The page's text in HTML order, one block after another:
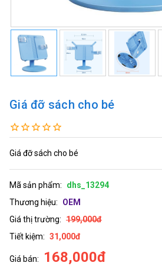
Giá đỡ sách cho bé
Giá đỡ sách cho bé
Mã sản phẩm:
dhs_13294
Thương hiệu:
OEM
Giá thị trường: 199,000đ
Tiết kiệm: 31,000đ
Giá bán: 168,000đ